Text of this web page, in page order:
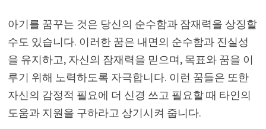
아기를 꿈꾸는 것은 당신의 순수함과 잠재력을 상징할
수도 있습니다. 이러한 꿈은 내면의 순수함과 진실성
을 유지하고, 자신의 잠재력을 믿으며, 목표와 꿈을 이
루기 위해 노력하도록 자극합니다. 이런 꿈들은 또한
자신의 감정적 필요에 더 신경 쓰고 필요할 때 타인의
도움과 지원을 구하라고 상기시켜 줍니다.